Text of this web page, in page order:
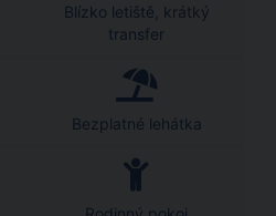
Blízko letiště, krátký
transfer
Bezplatné lehátka